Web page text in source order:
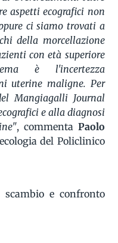
aspetti ecografici non
ci siamo trovati a
della morcellazione
con età superiore
è l'incertezza
uterine maligne. Per
Mangiagalli Journal
e alla diagnosi
, commenta Paolo
del Policlinico
e confronto